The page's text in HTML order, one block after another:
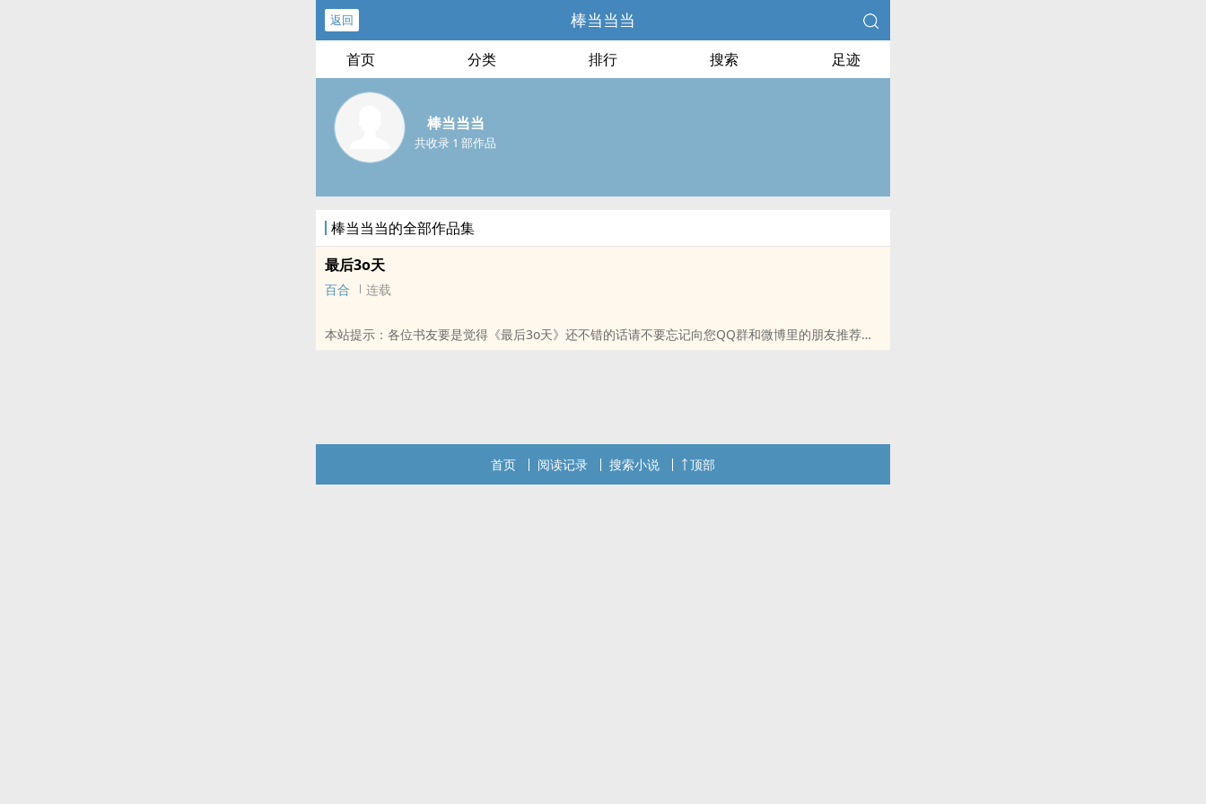
返回 棒当当当
首页 分类 排行 搜索 足迹
棒当当当
共收录 1 部作品
棒当当当的全部作品集
最后3o天
百合 连载
本站提示：各位书友要是觉得《最后3o天》还不错的话请不要忘记向您QQ群和微博里的朋友推荐
首页 阅读记录 搜索小说 顶部